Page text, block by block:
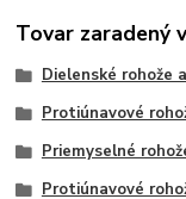
Tovar zaradený
Dielenské rohože
Protiúnavové
Priemyselné
Protiúnavové